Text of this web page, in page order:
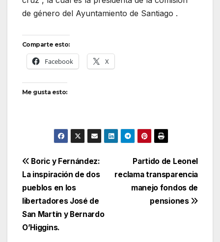
de género del Ayuntamiento de Santiago .
Comparte esto:
Facebook X
Me gusta esto:
Navegación
de
entradas
Partido de Leonel
reclama transparencia
manejo fondos de
pensiones
Boric y Fernández:
La inspiración de dos
pueblos en los
libertadores José de
San Martín y Bernardo
O’Higgins.